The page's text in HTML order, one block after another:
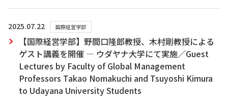
2025.07.22 国際経営学部
【国際経営学部】野間口隆郎教授、木村剛教授による
ゲスト講義を開催 ― ウダヤナ大学にて実施／Guest
Lectures by Faculty of Global Management
Professors Takao Nomakuchi and Tsuyoshi Kimura
to Udayana University Students